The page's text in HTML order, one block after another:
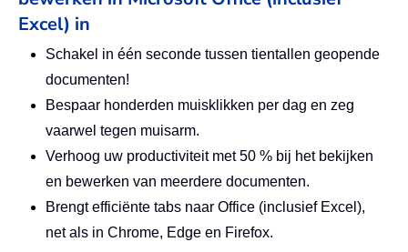
Excel) in
Schakel in één seconde tussen tientallen geopende
documenten!
Bespaar honderden muisklikken per dag en zeg
vaarwel tegen muisarm.
Verhoog uw productiviteit met 50 % bij het bekijken
en bewerken van meerdere documenten.
Brengt efficiënte tabs naar Office (inclusief Excel),
net als in Chrome, Edge en Firefox.